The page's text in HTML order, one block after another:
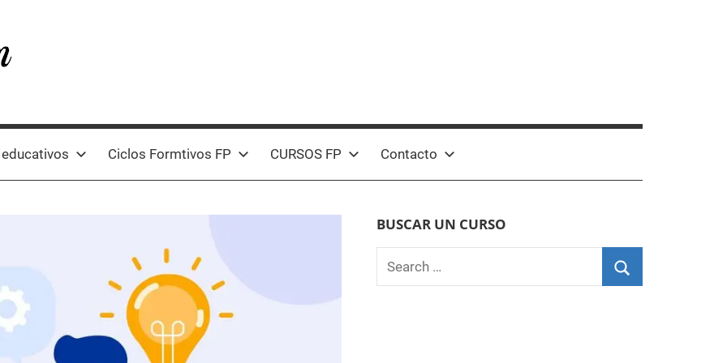
Ciclos Formtivos FP CURSOS FP Contacto
BUSCAR UN CURSO
Search
for: